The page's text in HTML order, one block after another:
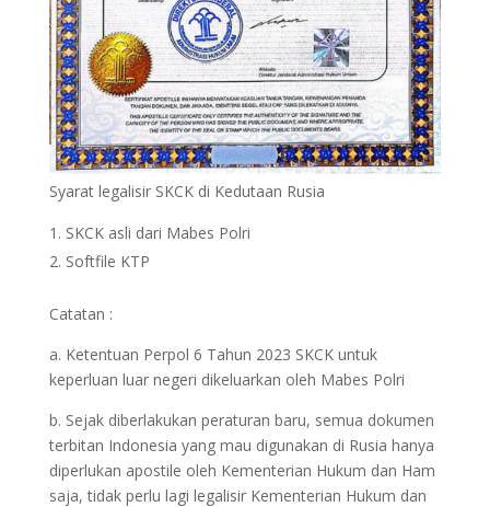
Syarat legalisir SKCK di Kedutaan Rusia
SKCK asli dari Mabes Polri
Softfile KTP
Catatan :
a. Ketentuan Perpol 6 Tahun 2023 SKCK untuk
keperluan luar negeri dikeluarkan oleh Mabes Polri
b. Sejak diberlakukan peraturan baru, semua dokumen
terbitan Indonesia yang mau digunakan di Rusia hanya
diperlukan apostile oleh Kementerian Hukum dan Ham
saja, tidak perlu lagi legalisir Kementerian Hukum dan